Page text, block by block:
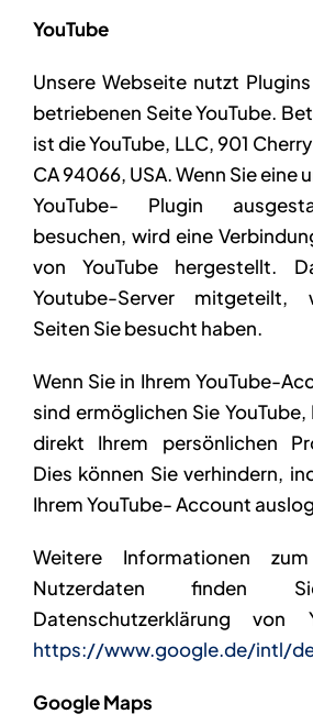
YouTube
Unsere Webseite nutzt
betriebenen Seite YouTube.
ist die YouTube, LLC, 901
CA 94066, USA. Wenn Sie eine
YouTube- Plugin
besuchen, wird eine
von YouTube hergestellt.
Youtube-Server mitgeteilt,
Seiten Sie besucht haben.
Wenn Sie in Ihrem YouTube-
sind ermöglichen Sie
direkt Ihrem persönlichen
Dies können Sie verhindern,
Ihrem YouTube- Account
Weitere Informationen
Nutzerdaten
Datenschutzerklärung von
https://www.google.de/intl/
Google Maps